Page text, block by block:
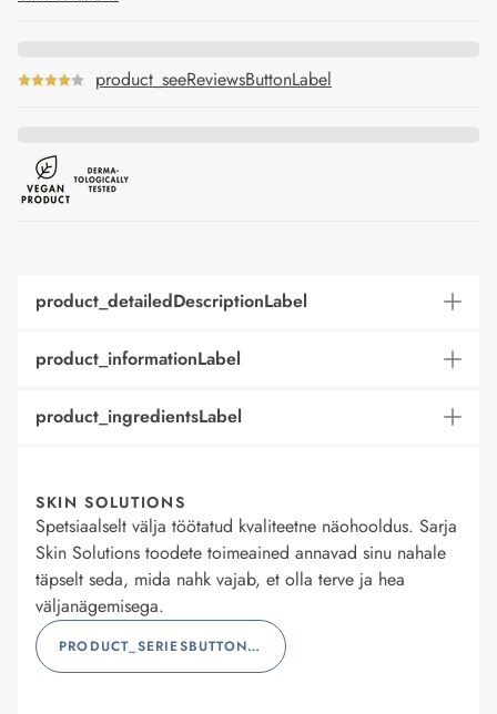
product_seeReviewsButtonLabel
product_detailedDescriptionLabel
product_informationLabel
product_ingredientsLabel
SKIN SOLUTIONS
Spetsiaalselt välja töötatud kvaliteetne näohooldus. Sarja
Skin Solutions toodete toimeained annavad sinu nahale
täpselt seda, mida nahk vajab, et olla terve ja hea
väljanägemisega.
PRODUCT_SERIESBUTTONLABEL